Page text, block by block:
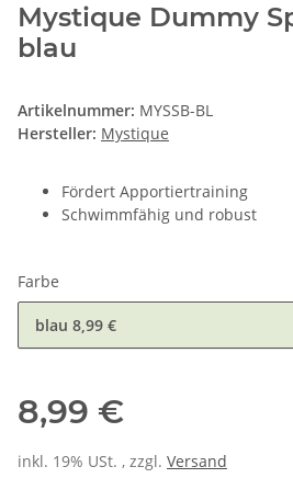
Mystique Dummy
blau
Artikelnummer: MYSSB-BL
Hersteller: Mystique
Fördert Apportiertraining
Schwimmfähig und robust
Farbe
blau 8,99 €
8,99 €
inkl. 19% USt. , zzgl. Versand